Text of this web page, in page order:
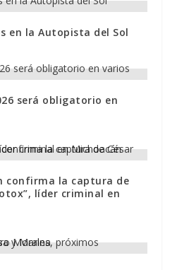
en la Autopista del Sol
será obligatorio en
confirma la captura de
líder criminal en